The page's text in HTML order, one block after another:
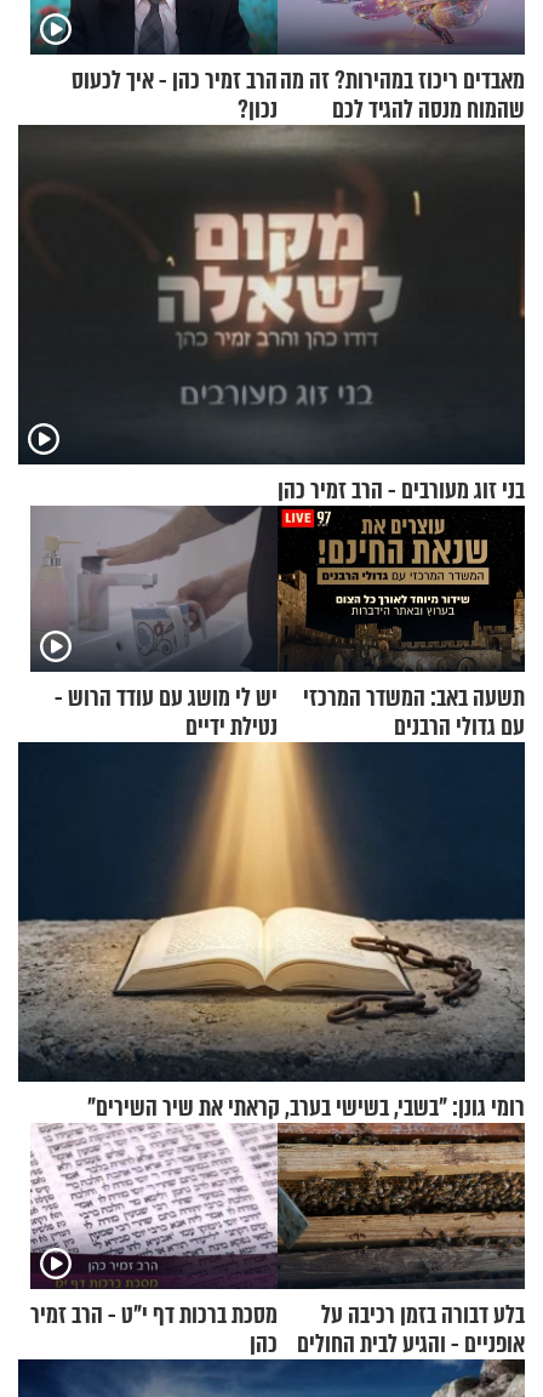
מאבדים ריכוז במהירות? זה מה
שהמוח מנסה להגיד לכם
הרב זמיר כהן - איך לכעוס
נכון?
בני זוג מעורבים - הרב זמיר כהן
תשעה באב: המשדר המרכזי
עם גדולי הרבנים
יש לי מושג עם עודד הרוש -
נטילת ידיים
רומי גונן: "בשבי, בשישי בערב, קראתי את שיר השירים"
בלע דבורה בזמן רכיבה על
אופניים - והגיע לבית החולים
במצב מסכן חיים
מסכת ברכות דף י"ט - הרב זמיר
כהן